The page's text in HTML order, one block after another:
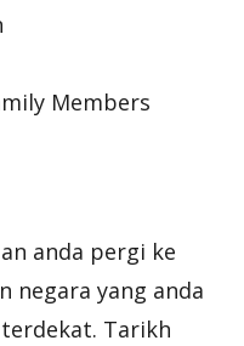
Members
anda pergi ke
negara yang anda
Tarikh